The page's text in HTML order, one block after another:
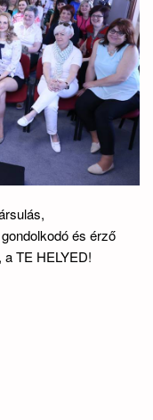
és érző
TE HELYED!